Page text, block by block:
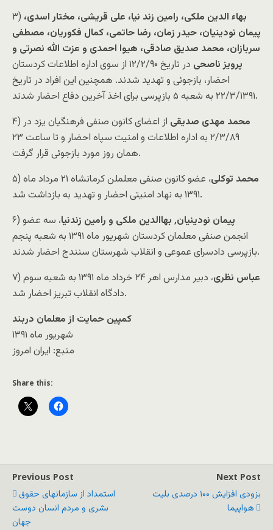
۳) بهاء الدین ملکی، رامین زند نیا، علی قریشی، مختار اسدی،
پیمان نودینیان، حیدر زمان، رضا حاتمی، کمال فکوریان، مصطفی
سربازان، محمد صدیق صادقی، هیوا احمدی و عزت الله نصرتی و
پرویز ناصحی
در تاریخ ۱۲/۲/۹۰ از سوی اداره اطلاعات کردستان
احضار، بازجوئی و تهدید شدند. همچنین این افراد در تاریخ
۲۲/۳/۱۳۹۱ به شعبه ۵ بازپرسی برای اخذ آخرین دفاع احضار شدند.
۴)
محمد مهدی صدیقی از اعضای کانون صنفی فرهنگیان یزد در
۲/۳/۸۹ به اداره اطلاعات و امنیت سپاه احضار و تا ساعت ۲۳
همان روز مورد بازجوئی قرار گرفت.
۵)
محمد توکلی
، عضو کانون صنفی معلملن کرمانشاه ۲۱ مرداد ماه
۱۳۹۱ به نهاد امنیتی احضار و تهدید به بازداشت شد.
۶)
پیمان نودینیان٬ بهاالدین ملکی و رامین زندنیا
، سه عضو
انجمن صنفی معلمان کردستان شهریور ماه ۱۳۹۱ به شعبه پنجم
بازپرسی دادسرای عموعی و انقلاب شهرستان سنندج احضار شدند.
۷)
عباس نظری
، دبیر مدارس اهر ۲۴ خرداد ماه ۱۳۹۱ به شعبه سوم
دادگاه انقلاب تبریز احضار شد.
کمپین حمایت از معلمان دربند
شهریور ماه ۱۳۹۱
منبع: ايران امروز
Share this:
Previous Post
استمداد از سازمانهای حقوق
بشری و مردم انسان دوست
جهان
Next Post
بزودی افزایش ۱۰۰ درصدی بليت
هواپيما